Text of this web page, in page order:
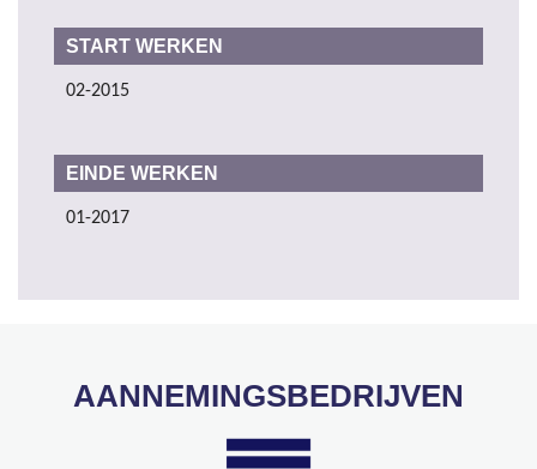
START WERKEN
02-2015
EINDE WERKEN
01-2017
AANNEMINGSBEDRIJVEN